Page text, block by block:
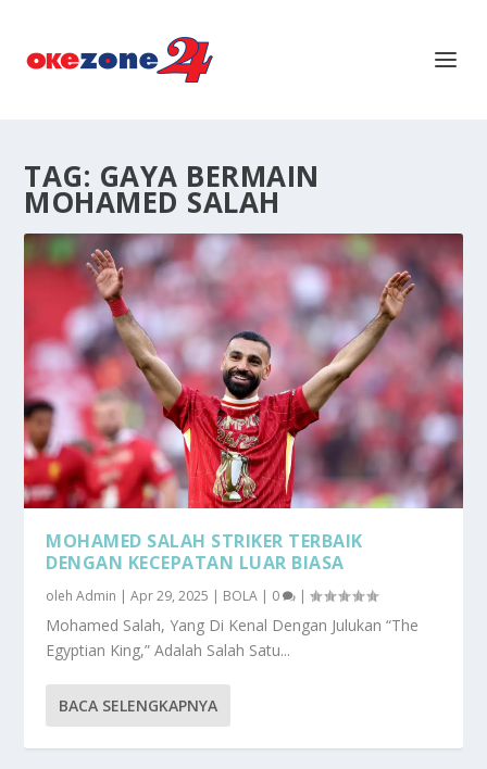
TAG: GAYA BERMAIN
MOHAMED SALAH
MOHAMED SALAH STRIKER TERBAIK
DENGAN KECEPATAN LUAR BIASA
olehAdmin |Apr 29, 2025 | BOLA | 0 |
Mohamed Salah, Yang Di Kenal Dengan Julukan “The
Egyptian King,” Adalah Salah Satu...
BACA SELENGKAPNYA